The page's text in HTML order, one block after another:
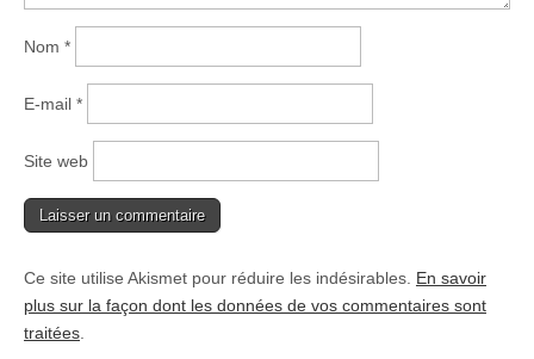
Nom *
E-mail *
Site web
Ce site utilise Akismet pour réduire les indésirables. En savoir
plus sur la façon dont les données de vos commentaires sont
traitées